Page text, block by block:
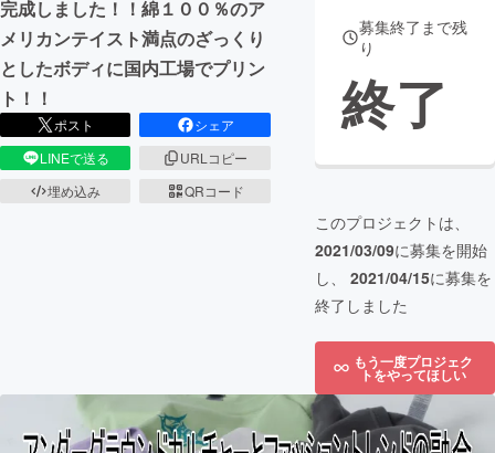
完成しました！！綿１００％のア
メリカンテイスト満点のざっくり
としたボディに国内工場でプリン
ト！！
ポスト
シェア
LINEで送る
URLコピー
埋め込み
QRコード
募集終了まで残
り
終了
このプロジェクトは、
2021/03/09に募集を開始
し、 2021/04/15に募集を
終了しました
もう一度プロジェク
トをやってほしい